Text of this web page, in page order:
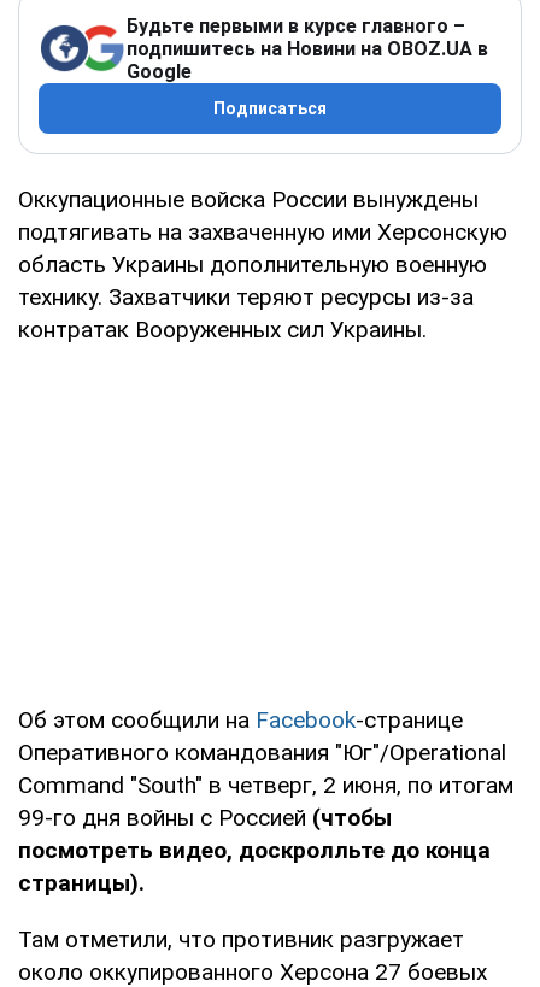
Будьте первыми в курсе главного –
подпишитесь на Новини на OBOZ.UA в
Google
Подписаться
Оккупационные войска России вынуждены
подтягивать на захваченную ими Херсонскую
область Украины дополнительную военную
технику. Захватчики теряют ресурсы из-за
контратак Вооруженных сил Украины.
Об этом сообщили на Facebook-странице
Оперативного командования "Юг"/Operational
Command "South" в четверг, 2 июня, по итогам
99-го дня войны с Россией (чтобы
посмотреть видео, доскролльте до конца
страницы).
Там отметили, что противник разгружает
около оккупированного Херсона 27 боевых